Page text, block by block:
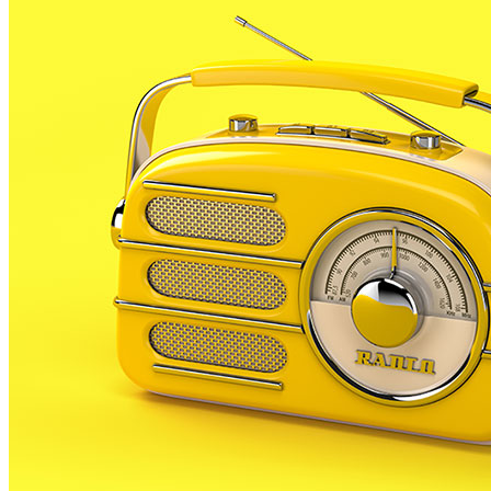
Gràcies a aquesta campanya uns educadors
desembre en la manera de separar els residus a casa.
Bàsicament s’explica l’inici d’aquesta recollida a
Els educadors ambientals aniran casa per casa per
color marró i de 10 litres de capacitat per fer la
d’aquesta recollida selectiva. Ho explica Oriol Bassa,
En cas que no es pugui deixar el material en alguna
La recollida de matèria orgànica a PLF començarà
verdura,closques d’ou, marisc o el marro del cafè,
La recollida de la matèria orgànica suposa un
separar-la permet convertir-la en adob orgànic i
Tots els municipis estan obligats a prestar el servei